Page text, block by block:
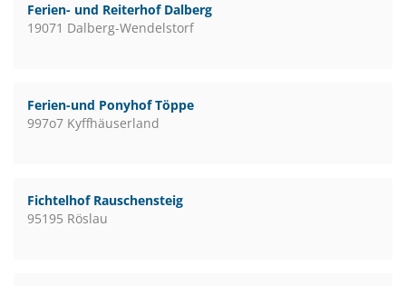
Ferien- und Reiterhof Dalberg
19071 Dalberg-Wendelstorf
Ferien-und Ponyhof Töppe
997o7 Kyffhäuserland
Fichtelhof Rauschensteig
95195 Röslau